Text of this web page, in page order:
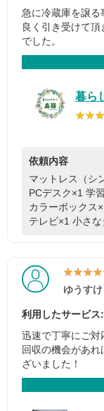
急に冷蔵庫を譲る
良く引き受けて
でした。
暮ら
依頼内容
マットレス（シ
PCデスク×1 学
カラーボックス
テレビ×1 小さ
ゆうすけ
利用したサービス
迅速で丁寧にご対
回収の機会があ
ざいました！